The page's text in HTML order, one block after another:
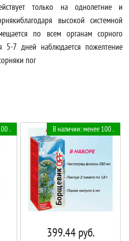
только на однолетние и
высокой системной
по всем органам сорного
5-7 дней наблюдается пожелтение
пог
. В наличии: менее 100 .
399.44руб.